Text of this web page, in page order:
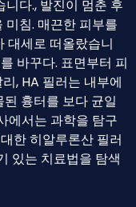
다., 발진이 멈춘 후
침. 매끈한 피부를
대세로 떠올랐습니
바꾸다. 표면부터 피
, HA 필러는 내부에
된 흉터를 보다 균일
에서는 과학을 탐구
한 히알루론산 필러
있는 치료법을 탐색